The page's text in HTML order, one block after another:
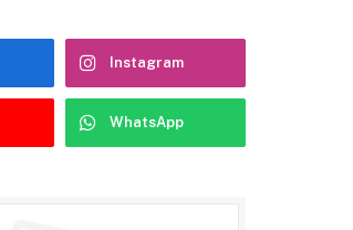
Instagram
WhatsApp